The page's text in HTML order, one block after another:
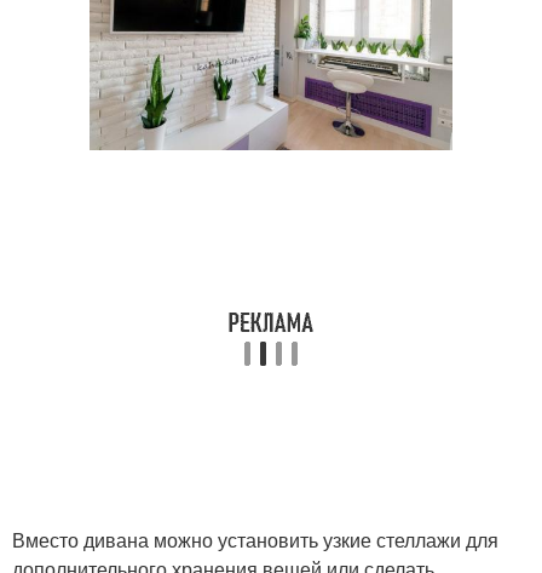
Вместо дивана можно установить узкие стеллажи для